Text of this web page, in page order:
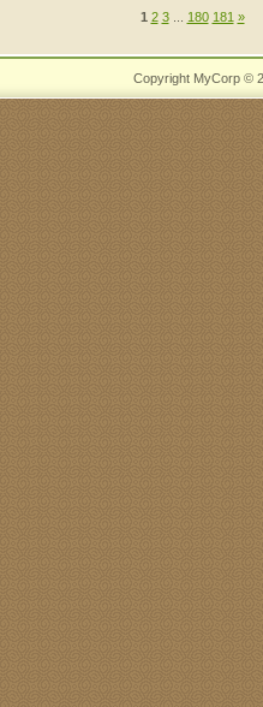
1 2 3 180 181 »
Copyright MyCorp ©